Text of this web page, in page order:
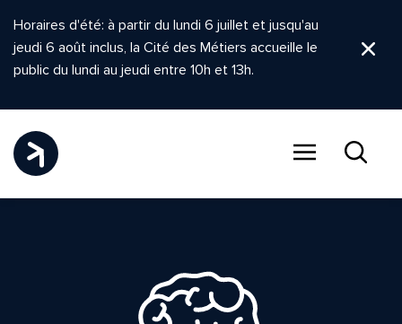
Horaires d'été: à partir du lundi 6 juillet et jusqu'au
jeudi 6 août inclus, la Cité des Métiers accueille le
public du lundi au jeudi entre 10h et 13h.